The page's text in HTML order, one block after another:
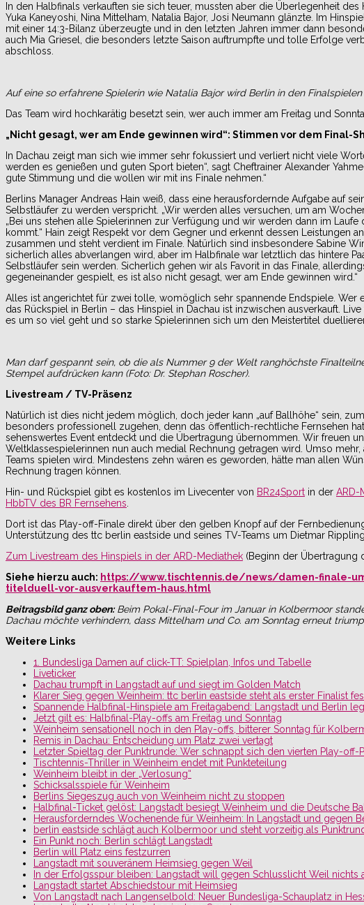
In den Halbfinals verkauften sie sich teuer, mussten aber die Überlegenheit
Yuka Kaneyoshi, Nina Mittelham, Natalia Bajor, Josi Neumann glänzte. Im
mit einer 14:3-Bilanz überzeugte und in den letzten Jahren immer dann
auch Mia Griesel, die besonders letzte Saison auftrumpfte und tolle Erfolge
abschloss.
Auf eine so erfahrene Spielerin wie Natalia Bajor wird Berlin in den
Das Team wird hochkarätig besetzt sein, wer auch immer am Freitag und
„Nicht gesagt, wer am Ende gewinnen wird“: Stimmen vor dem Final-
In Dachau zeigt man sich wie immer sehr fokussiert und verliert nicht viele
werden es genießen und guten Sport bieten“, sagt Cheftrainer Alexander
gute Stimmung und die wollen wir mit ins Finale nehmen.“
Berlins Manager Andreas Hain weiß, dass eine herausfordernde Aufgabe auf
Selbstläufer zu werden verspricht. „Wir werden alles versuchen, um am
„Bei uns stehen alle Spielerinnen zur Verfügung und wir werden dann im
kommt.“ Hain zeigt Respekt vor dem Gegner und erkennt dessen Leistungen
zusammen und steht verdient im Finale. Natürlich sind insbesondere Sabine
sicherlich alles abverlangen wird, aber im Halbfinale war letztlich das hintere
Selbstläufer sein werden. Sicherlich gehen wir als Favorit in das Finale,
gegeneinander gespielt, es ist also nicht gesagt, wer am Ende gewinnen wird.“
Alles ist angerichtet für zwei tolle, womöglich sehr spannende Endspiele.
das Rückspiel in Berlin – das Hinspiel in Dachau ist inzwischen ausverkauft.
es um so viel geht und so starke Spielerinnen sich um den Meistertitel
Man darf gespannt sein, ob die als Nummer 9 der Welt ranghöchste
Stempel aufdrücken kann (Foto: Dr. Stephan Roscher).
Livestream / TV-Präsenz
Natürlich ist dies nicht jedem möglich, doch jeder kann „auf Ballhöhe“ sein,
besonders professionell zugehen, denn das öffentlich-rechtliche Fernsehen
sehenswertes Event entdeckt und die Übertragung übernommen. Wir freuen
Weltklassespielerinnen nun auch medial Rechnung getragen wird. Umso
Teams spielen wird. Mindestens zehn wären es geworden, hätte man allen
Rechnung tragen können.
Hin- und Rückspiel gibt es kostenlos im Livecenter von BR24Sport in der ARD-
HbbTV des BR Fernsehens.
Dort ist das Play-off-Finale direkt über den gelben Knopf auf der
Unterstützung des ttc berlin eastside und seines TV-Teams um Dietmar
Zum Livestream des Hinspiels in der ARD-Mediathek (Beginn der Übertragung
Siehe hierzu auch: https://www.tischtennis.de/news/damen-finale-
titelduell-vor-ausverkauftem-haus.html
Beitragsbild ganz oben:Beim Pokal-Final-Four im Januar in Kolbermoor
Dachau möchte verhindern, dass Mittelham und Co. am Sonntag erneut
Weitere Links
1. Bundesliga Damen auf click-TT: Spielplan, Infos und Tabelle
Liveticker
Dachau trumpft in Langstadt auf und siegt im Golden Match
Klarer Sieg gegen Weinheim: ttc berlin eastside steht als erster Finalist
Spannende Halbfinal-Hinspiele am Freitagabend: Langstadt und Berlin
Jetzt gilt es: Halbfinal-Play-offs am Freitag und Sonntag
Weinheim sensationell noch in den Play-offs, bitterer Sonntag für
Remis in Dachau: Entscheidung um Platz zwei vertagt
Letzter Spieltag der Punktrunde: Wer schnappt sich den vierten Play-off-
Tischtennis-Thriller in Weinheim endet mit Punkteteilung
Weinheim bleibt in der „Verlosung“
Schicksalsspiele für Weinheim
Berlins Siegeszug auch von Weinheim nicht zu stoppen
Halbfinal-Ticket gelöst: Langstadt besiegt Weinheim und die Deutsche
Herausforderndes Wochenende für Weinheim: In Langstadt und gegen
berlin eastside schlägt auch Kolbermoor und steht vorzeitig als
Ein Punkt noch: Berlin schlägt Langstadt
Berlin will Platz eins festzurren
Langstadt mit souveränem Heimsieg gegen Weil
In der Erfolgsspur bleiben: Langstadt will gegen Schlusslicht Weil nichts
Langstadt startet Abschiedstour mit Heimsieg
Von Langstadt nach Langenselbold: Neuer Bundesliga-Schauplatz in